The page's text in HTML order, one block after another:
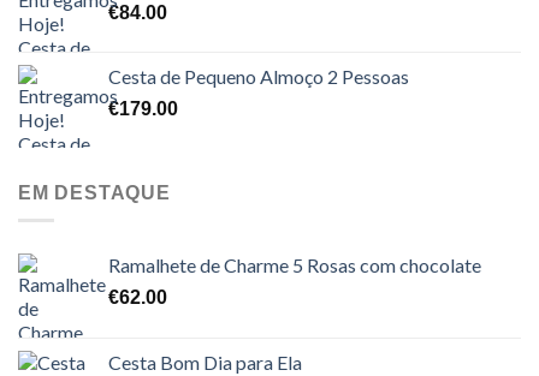
€84.00
Cesta de Pequeno Almoço 2 Pessoas
€179.00
EM DESTAQUE
Ramalhete de Charme 5 Rosas com chocolate
€62.00
Cesta Bom Dia para Ela